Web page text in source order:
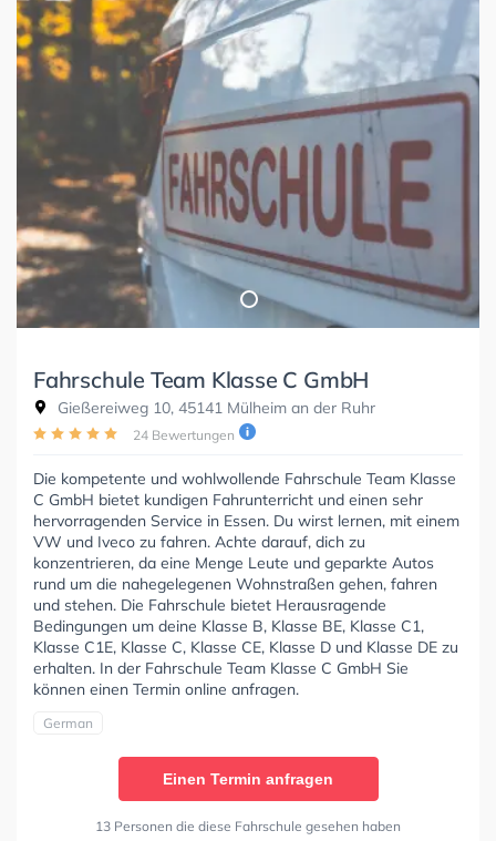
Fahrschule Team Klasse C GmbH
Gießereiweg 10, 45141 Mülheim an der Ruhr
24 Bewertungen
Die kompetente und wohlwollende Fahrschule Team Klasse
C GmbH bietet kundigen Fahrunterricht und einen sehr
hervorragenden Service in Essen. Du wirst lernen, mit einem
VW und Iveco zu fahren. Achte darauf, dich zu
konzentrieren, da eine Menge Leute und geparkte Autos
rund um die nahegelegenen Wohnstraßen gehen, fahren
und stehen. Die Fahrschule bietet Herausragende
Bedingungen um deine Klasse B, Klasse BE, Klasse C1,
Klasse C1E, Klasse C, Klasse CE, Klasse D und Klasse DE zu
erhalten. In der Fahrschule Team Klasse C GmbH Sie
können einen Termin online anfragen.
German
Einen Termin anfragen
13 Personen die diese Fahrschule gesehen haben